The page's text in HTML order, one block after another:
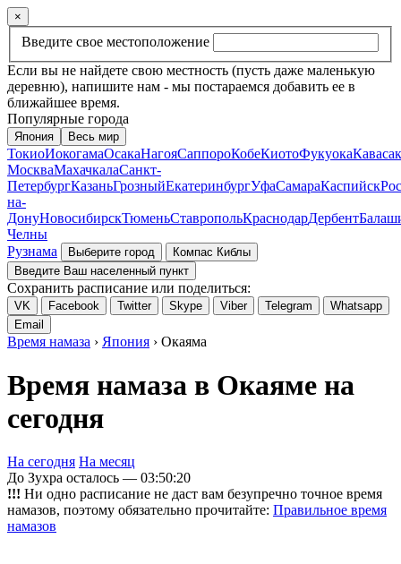
×
Введите свое местоположение
Если вы не найдете свою местность (пусть даже маленькую
деревню), напишите нам - мы постараемся добавить ее в
ближайшее время.
Популярные города
Япония Весь мир
ТокиоИокогамаОсакаНагояСаппороКобеКиотоФукуока
МоскваМахачкалаСанкт-
ПетербургКазаньГрозныйЕкатеринбургУфаСамараКаспийск
на-
ДонуНовосибирскТюменьСтавропольКраснодарДербент
Челны
Рузнама
Выберите город
Компас Киблы
Введите Ваш населенный пункт
Сохранить расписание или поделиться:
VK Facebook Twitter Skype Viber Telegram
Whatsapp
Email
Время намаза › Япония › Окаяма
Время намаза в Окаяме на
сегодня
На сегодня На месяц
До Зухра осталось — 03:50:20
!!! Ни одно расписание не даст вам безупречно точное время
намазов, поэтому обязательно прочитайте: Правильное время
намазов